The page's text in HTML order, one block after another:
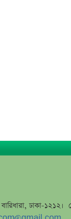
বাংলাদেশ
প্রধানমন্ত্রীর হাত
জানা গেল
ঢাকা-